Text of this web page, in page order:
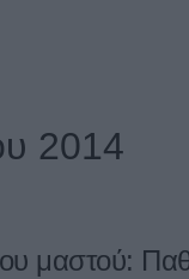
2014
μαστού: